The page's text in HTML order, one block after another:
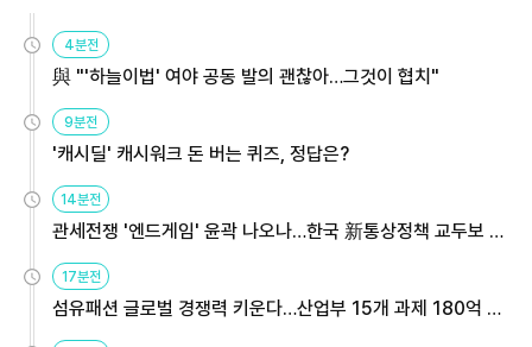
4분전
與 "'하늘이법' 여야 공동 발의 괜찮아…그것이 협치"
9분전
'캐시딜' 캐시워크 돈 버는 퀴즈, 정답은?
14분전
관세전쟁 '엔드게임' 윤곽 나오나…한국 新통상정책 교두보 활
용해야
17분전
섬유패션 글로벌 경쟁력 키운다…산업부 15개 과제 180억 지
원